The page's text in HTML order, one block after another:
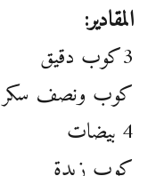
المقادير:
3كوب دقيق
كوب ونصف سكر
4 بيضات